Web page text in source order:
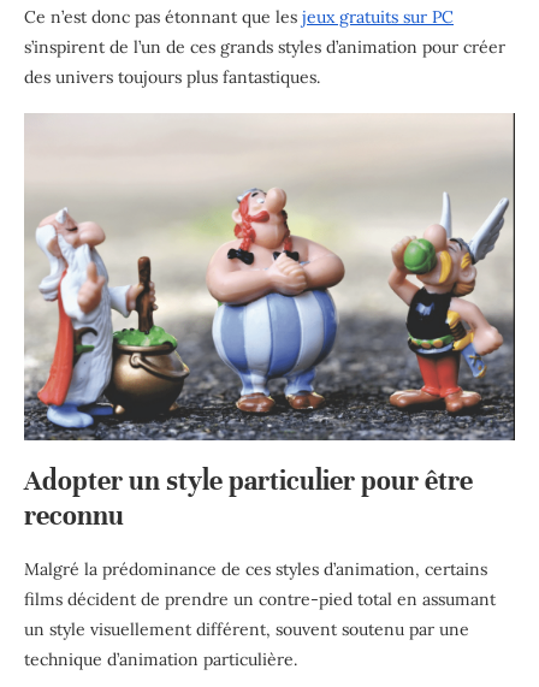
Ce n’est donc pas étonnant que les jeux gratuits sur PC
s’inspirent de l’un de ces grands styles d’animation pour créer
des univers toujours plus fantastiques.
Adopter un style particulier pour être
reconnu
Malgré la prédominance de ces styles d’animation, certains
films décident de prendre un contre-pied total en assumant
un style visuellement différent, souvent soutenu par une
technique d’animation particulière.